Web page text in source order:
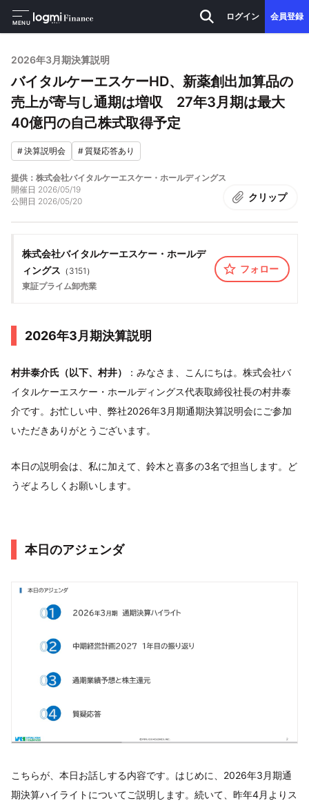
MENU
ログイン 会員登録
2026年3月期決算説明
バイタルケーエスケーHD、新薬創出加算品の
売上が寄与し通期は増収 27年3月期は最大
40億円の自己株式取得予定
#決算説明会 #質疑応答あり
提供：株式会社バイタルケーエスケー・ホールディングス
開催日 2026/05/19
公開日 2026/05/20 クリップ
株式会社バイタルケーエスケー・ホールデ
ィングス （ 3151 ）
東証プライム卸売業
フォロー
2026年3月期決算説明
村井泰介氏（以下、村井）
：みなさま、こんにちは。株式会社バ
イタルケーエスケー・ホールディングス代表取締役社長の村井泰
介です。お忙しい中、弊社2026年3月期通期決算説明会にご参加
いただきありがとうございます。
本日の説明会は、私に加えて、鈴木と喜多の3名で担当します。ど
うぞよろしくお願いします。
本日のアジェンダ
こちらが、本日お話しする内容です。はじめに、2026年3月期通
期決算ハイライトについてご説明します。続いて、昨年4月よりス